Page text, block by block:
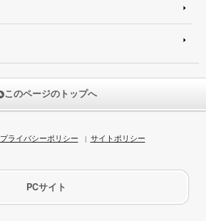
このページのトップへ
プライバシーポリシー サイトポリシー
PCサイト